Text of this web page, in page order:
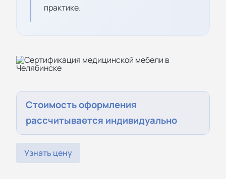
практике.
Стоимость оформления
рассчитывается индивидуально
Узнать цену